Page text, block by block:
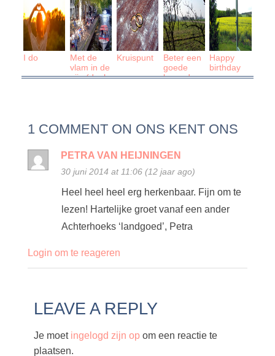
I do
Met de
vlam in de
pijp (deel
Kruispunt
Beter een
goede
buur, dan
Happy
birthday
1 COMMENT ON ONS KENT ONS
PETRA VAN HEIJNINGEN
30 juni 2014 at 11:06 (12 jaar ago)
Heel heel heel erg herkenbaar. Fijn om te
lezen! Hartelijke groet vanaf een ander
Achterhoeks ‘landgoed’, Petra
Login om te reageren
LEAVE A REPLY
Je moet ingelogd zijn opom een reactie te
plaatsen.